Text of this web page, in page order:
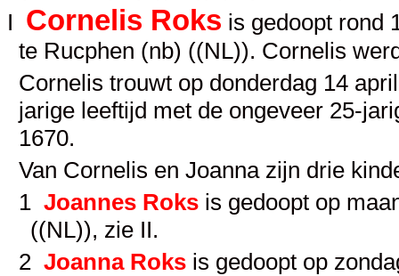
I Cornelis Roks is gedoopt rond
te Rucphen (nb) ((NL)). Cornelis
Cornelis trouwt op donderdag 14
jarige leeftijd met de ongeveer 25-
1670.
Van Cornelis en Joanna zijn drie
1 Joannes Roksis gedoopt op
((NL)), zie II.
2 Joanna Roksis gedoopt op